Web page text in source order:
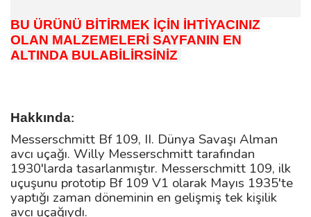
BU ÜRÜNÜ BİTİRMEK İÇİN İHTİYACINIZ
OLAN MALZEMELERİ SAYFANIN EN
ALTINDA BULABİLİRSİNİZ
Hakkında:
Messerschmitt Bf 109, II. Dünya Savaşı Alman
avcı uçağı. Willy Messerschmitt tarafından
1930'larda tasarlanmıştır. Messerschmitt 109, ilk
uçuşunu prototip Bf 109 V1 olarak Mayıs 1935'te
yaptığı zaman döneminin en gelişmiş tek kişilik
avcı uçağıydı.